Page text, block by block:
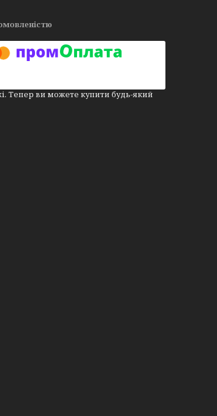
Тепер ви можете купити будь-який